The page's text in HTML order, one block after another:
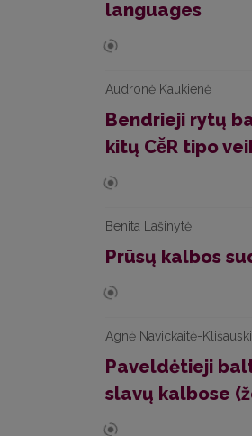
languages
Audronė Kaukienė
Bendrieji rytų
kitų Cē̆R tipo
Benita Lašinytė
Prūsų kalbos
Agnė Navickaitė-
Paveldėtieji
slavų kalbose